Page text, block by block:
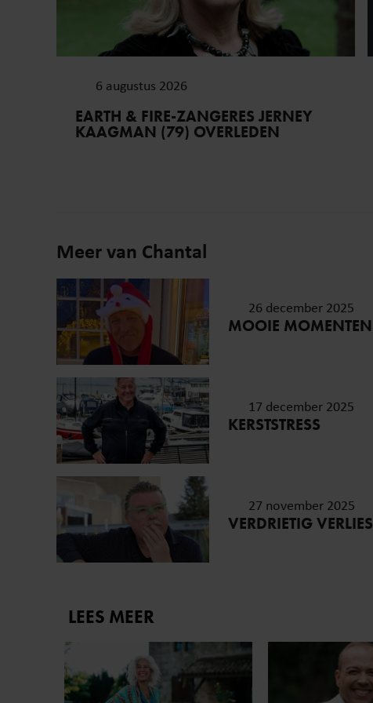
6 augustus 2026
EARTH & FIRE-ZANGERES JERNEY
KAAGMAN (79) OVERLEDEN
Meer van Chantal
26 december 2025
MOOIE MOMENTEN
17 december 2025
KERSTSTRESS
27 november 2025
VERDRIETIG VERLIES